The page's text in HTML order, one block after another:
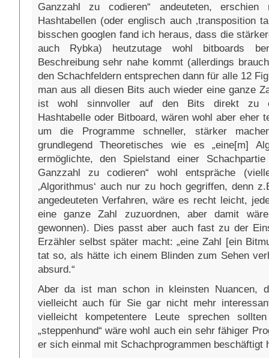
Ganzzahl zu codieren“ andeuteten,
Hashtabellen (oder englisch auch ‚transposition
bisschen googlen fand ich heraus, dass die
auch Rybka) heutzutage wohl bitboards
Beschreibung sehr nahe kommt (allerdings
den Schachfeldern entsprechen dann für alle 12
man aus all diesen Bits auch wieder eine ganze
ist wohl sinnvoller auf den Bits direkt zu
Hashtabelle oder Bitboard, wären wohl aber eher
um die Programme schneller, stärker
grundlegend Theoretisches wie es „eine[m]
ermöglichte, den Spielstand einer
Ganzzahl zu codieren“ wohl entspräche
‚Algorithmus‘ auch nur zu hoch gegriffen, denn
angedeuteten Verfahren, wäre es recht leicht,
eine ganze Zahl zuzuordnen, aber damit
gewonnen). Dies passt aber auch fast zu der
Erzähler selbst später macht: „eine Zahl [ein
tat so, als hätte ich einem Blinden zum Sehen
absurd.“
Aber da ist man schon in kleinsten Nuancen,
vielleicht auch für Sie gar nicht mehr
vielleicht kompetentere Leute sprechen
„steppenhund“ wäre wohl auch ein sehr fähiger
er sich einmal mit Schachprogrammen beschäftigt